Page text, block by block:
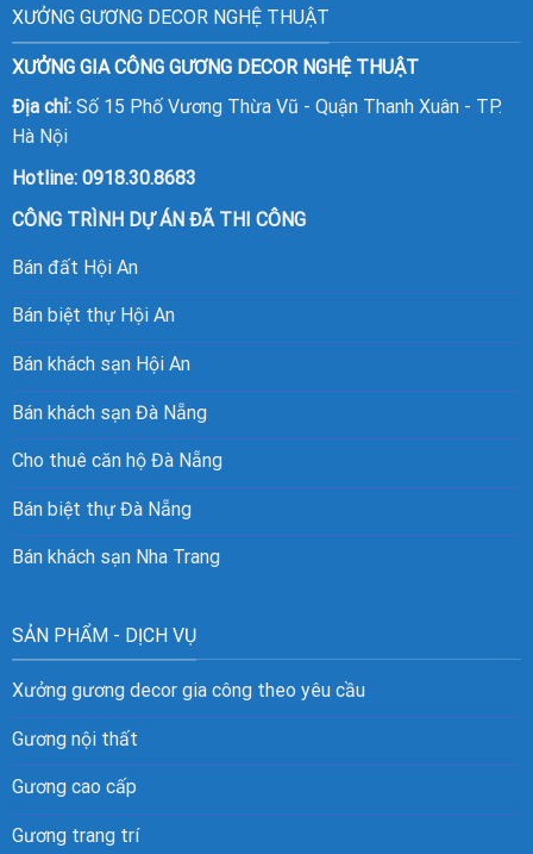
XƯỞNG GƯƠNG DECOR NGHỆ THUẬT
XƯỞNG GIA CÔNG GƯƠNG DECOR NGHỆ THUẬT
Địa chỉ:Số 15 Phố Vương Thừa Vũ - Quận Thanh Xuân - TP.
Hà Nội
Hotline: 0918.30.8683
CÔNG TRÌNH DỰ ÁN ĐÃ THI CÔNG
Bán đất Hội An
Bán biệt thự Hội An
Bán khách sạn Hội An
Bán khách sạn Đà Nẵng
Cho thuê căn hộ Đà Nẵng
Bán biệt thự Đà Nẵng
Bán khách sạn Nha Trang
SẢN PHẨM - DỊCH VỤ
Xưởng gương decor gia công theo yêu cầu
Gương nội thất
Gương cao cấp
Gương trang trí